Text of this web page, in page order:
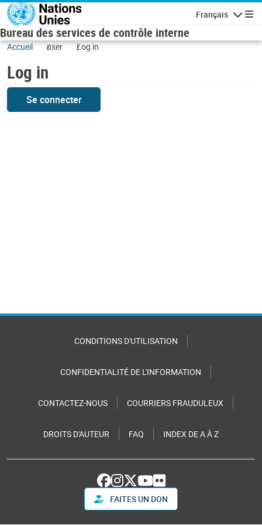
Skip to main content
Français
Bureau des services de contrôle interne
Accueil user Log in
Log in
Se connecter
CONDITIONS D'UTILISATION
CONFIDENTIALITÉ DE L'INFORMATION
CONTACTEZ-NOUS COURRIERS FRAUDULEUX
DROITS D'AUTEUR FAQ INDEX DE A À Z
FAITES UN DON